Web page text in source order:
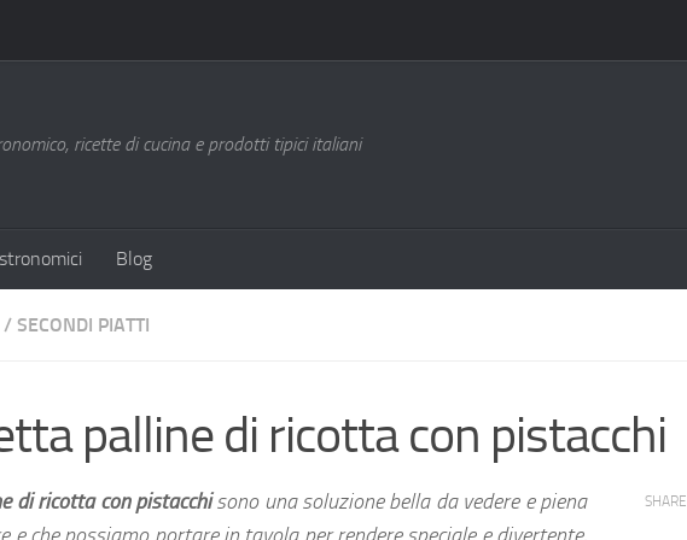
ricette di cucina e prodotti tipici italiani
Blog
/ SECONDI PIATTI
palline di ricotta con pistacchi
di ricotta con pistacchisono una soluzione bella da vedere e piena
SHARE